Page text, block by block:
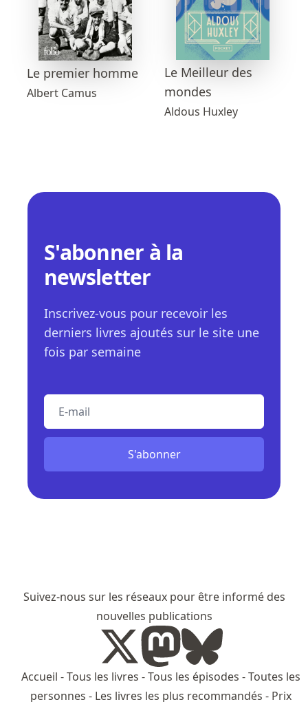
Le premier homme
Albert Camus
Le Meilleur des
mondes
Aldous Huxley
S'abonner à la
newsletter
Inscrivez-vous pour recevoir les
derniers livres ajoutés sur le site une
fois par semaine
S'abonner
Suivez-nous sur les réseaux pour être informé des
nouvelles publications
Accueil -Tous les livres -Tous les épisodes -Toutes les
personnes - Les livres les plus recommandés - Prix